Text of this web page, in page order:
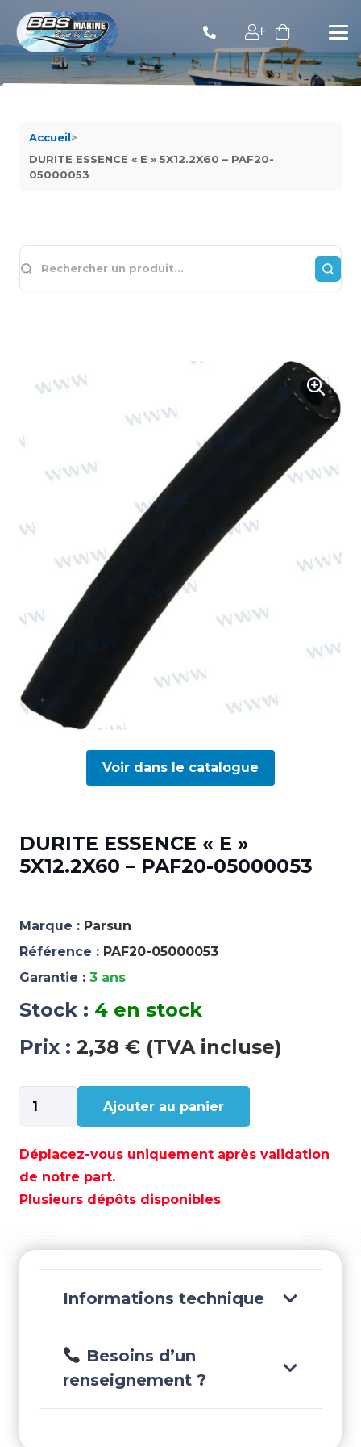
Accueil>
DURITE ESSENCE « E » 5X12.2X60 – PAF20-
05000053
Voir dans le catalogue
DURITE ESSENCE « E »
5X12.2X60 – PAF20-05000053
Marque : Parsun
Référence : PAF20-05000053
Garantie : 3 ans
Stock : 4 en stock
Prix : 2,38 € (TVA incluse)
quantité
de
ESSENCE
"E"
5X12.2X60
05000053
Ajouter au panier
Déplacez-vous uniquement après validation
de notre part.
Plusieurs dépôts disponibles
Informations technique
Besoins d’un
renseignement ?